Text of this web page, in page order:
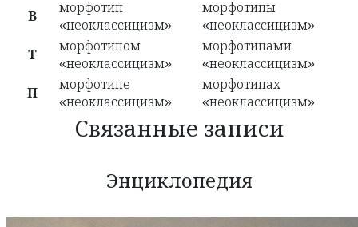
В
морфотип
«неоклассицизм»
морфотипы
«неоклассицизм»
Т
морфотипом
«неоклассицизм»
морфотипами
«неоклассицизм»
П
морфотипе
«неоклассицизм»
морфотипах
«неоклассицизм»
Связанные записи
Энциклопедия